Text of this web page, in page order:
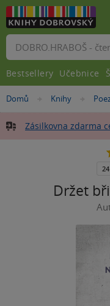
Nacházíte
zde:
Domů »
Knihy »
Zásilkovna zdarma
Držet
5
Vyhledávání
Bestsellery Učebnice